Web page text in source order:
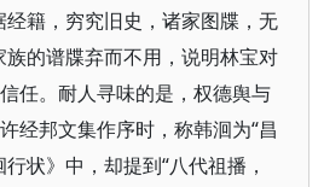
经籍，穷究旧史，诸家图牒，无
族的谱牒弃而不用，说明林宝对
任。耐人寻味的是，权德舆与
经邦文集作序时，称韩洄为“昌
状》中，却提到“八代祖播，